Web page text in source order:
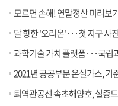
모르면 손해! 연말정산 미리보
달 향한 '오리온'···첫 지구 사
과학기술 가치 플랫폼···국립
2021년 공공부문 온실가스, 기
퇴역관공선 속초해양호, 실증